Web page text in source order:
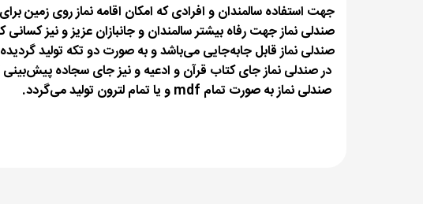
جهت استفاده سالمندان و افرادی كه امكان اقامه نماز روی زمین
صندلی نماز جهت رفاه بیشتر سالمندان و جانبازان عزیز و نیز
صندلی نماز قابل جابه‌جایی می‌باشد و به صورت دو تکه تولید
در صندلی نماز جای کتاب قرآن و ادعیه و نیز جای سجاده
صندلی نماز به صورت تمام mdf و یا تمام لترون تولید می‌گردد.